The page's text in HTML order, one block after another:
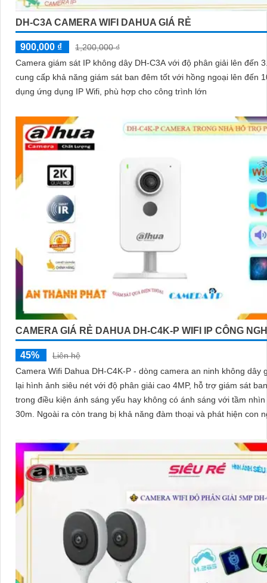
DH-C3A CAMERA WIFI DAHUA GIÁ RẺ
900,000 ₫
1,200,000 ₫
Camera giám sát IP không dây DH-C3A với độ phân giải lên đến
cung cấp khả năng giám sát ban đêm tốt với hồng ngoại lên đến
dụng ứng dụng IP Wifi, phù hợp cho công trình lớn
CAMERA GIÁ RẺ DAHUA DH-C4K-P WIFI IP CÔNG
45%
Liên hệ
Camera Wifi Dahua DH-C4K-P - dòng camera an ninh không dây
lại hình ảnh siêu nét với độ phân giải cao 4MP, hỗ trợ giám sát
trong điều kiện ánh sáng yếu hay không có ánh sáng với tầm nhìn
30m. Ngoài ra còn trang bị khả năng đàm thoại và phát hiện con người
cắm thẻ nhớ Micro SD, IP không dây, tích hợp chức năng chống
chuyển động giả bằng motion detection và nhận dạng người